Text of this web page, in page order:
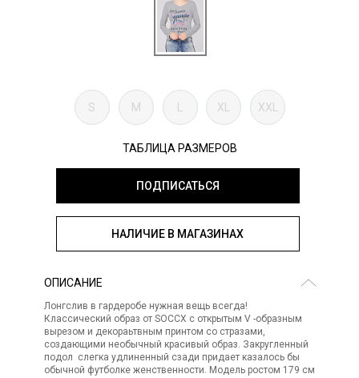
S M L XL XXL
ТАБЛИЦА РАЗМЕРОВ
ПОДПИСАТЬСЯ
НАЛИЧИЕ В МАГАЗИНАХ
ОПИСАНИЕ
Лонгслив в гардеробе нужная вещь всегда!
Классический образ от SOCCX с открытым V -образным
вырезом и декораьтвным принтом со стразами,
создающими необычный красивый образ. Закругленный
подол слегка удлиненный сзади придает казалось бы
обычной футболке женственности. Модель ростом 179 см